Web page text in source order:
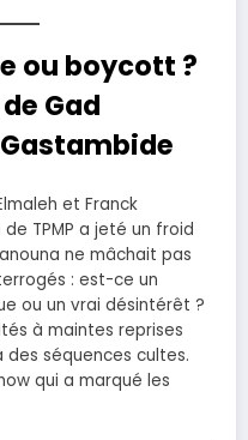
ou boycott ?
Gad
et Franck
TPMP a jeté un froid
ne mâchait pas
: est-ce un
ou un vrai désintérêt ?
à maintes reprises
des séquences cultes.
qui a marqué les